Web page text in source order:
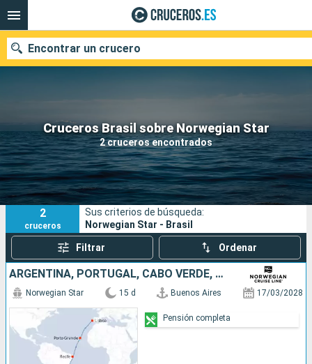
Cruceros Brasil sobre Norwegian Star
2 cruceros encontrados
Encontrar un crucero
Nuestros destinos
Fecha de salida
Puertos Compañías
Buscar
2
cruceros
Sus criterios de búsqueda:
Norwegian Star - Brasil
Filtrar Ordenar
ARGENTINA, PORTUGAL, CABO VERDE, BRASIL
Norwegian Star 15 d Buenos Aires 17/03/2028
Pensión completa